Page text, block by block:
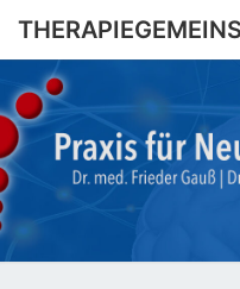
Skip
content